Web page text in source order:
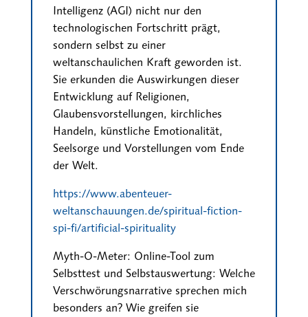
Intelligenz (AGI) nicht nur den
technologischen Fortschritt prägt,
sondern selbst zu einer
weltanschaulichen Kraft geworden ist.
Sie erkunden die Auswirkungen dieser
Entwicklung auf Religionen,
Glaubensvorstellungen, kirchliches
Handeln, künstliche Emotionalität,
Seelsorge und Vorstellungen vom Ende
der Welt.
https://www.abenteuer-
weltanschauungen.de/spiritual-fiction-
spi-fi/artificial-spirituality
Myth-O-Meter: Online-Tool zum
Selbsttest und Selbstauswertung: Welche
Verschwörungsnarrative sprechen mich
besonders an? Wie greifen sie